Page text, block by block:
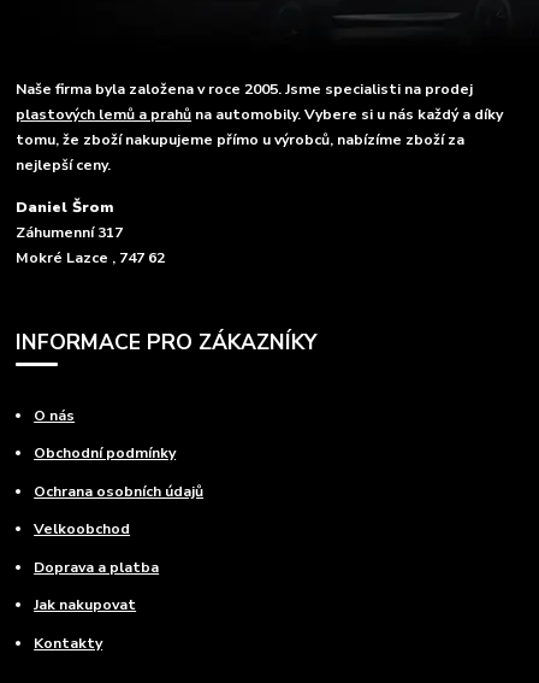
Naše firma byla založena v roce 2005. Jsme specialisti na prodej
plastových lemů a prahů na automobily. Vybere si u nás každý a díky
tomu, že zboží nakupujeme přímo u výrobců, nabízíme zboží za
nejlepší ceny.
Daniel Šrom
Záhumenní 317
Mokré Lazce , 747 62
INFORMACE PRO ZÁKAZNÍKY
O nás
Obchodní podmínky
Ochrana osobních údajů
Velkoobchod
Doprava a platba
Jak nakupovat
Kontakty